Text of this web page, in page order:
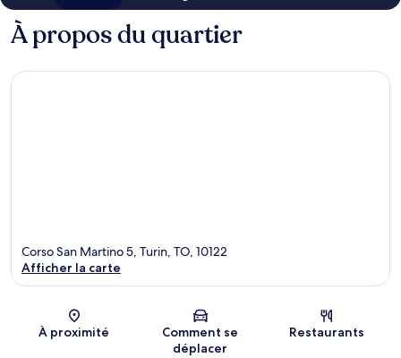
À propos du quartier
Carte
Corso San Martino 5, Turin, TO, 10122
Afficher la carte
À proximité
Comment se
déplacer
Restaurants